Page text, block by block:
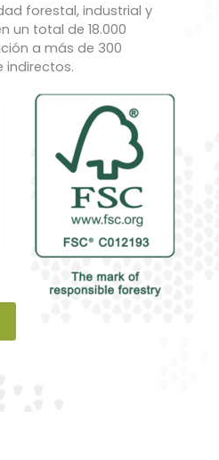
forestal, industrial y
un total de 18.000
a más de 300
indirectos.